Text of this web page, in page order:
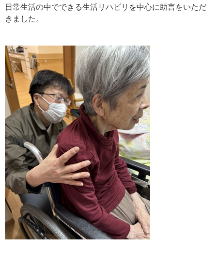
日常生活の中でできる生活リハビリを中心に助言をいただ
きました。